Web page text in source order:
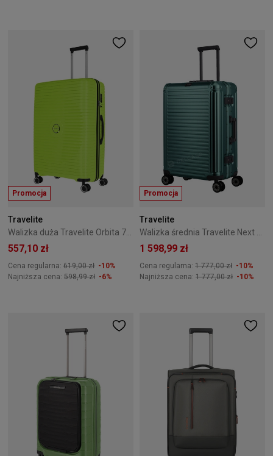
Promocja
Travelite
Walizka duża Travelite Orbita 77 cm Limonkowa
557,10 zł
Cena regularna: 619,00 zł -10%
Najniższa cena: 598,99 zł -6%
Promocja
Travelite
Walizka średnia Travelite Next 67cm Zielona
1 598,99 zł
Cena regularna: 1 777,00 zł -10%
Najniższa cena: 1 777,00 zł -10%